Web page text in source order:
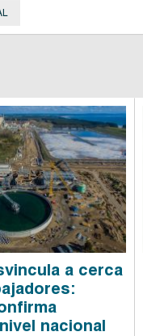
a cerca
nacional